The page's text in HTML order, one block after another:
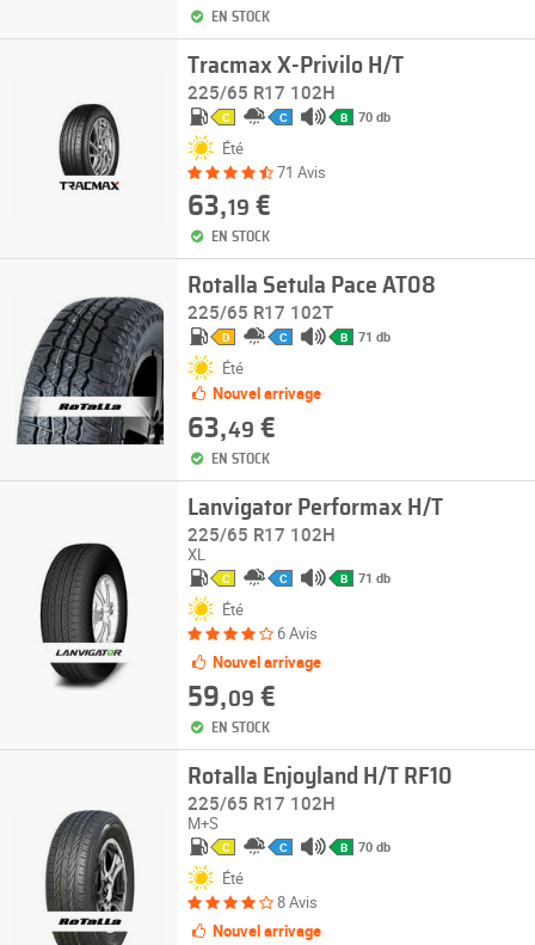
EN STOCK
Tracmax X-Privilo H/T
225/65 R17 102H
C C B 70 db
Été
71 Avis
63,19 €
EN STOCK
Rotalla Setula Pace AT08
225/65 R17 102T
D C B 71 db
Été
Nouvel arrivage
63,49 €
EN STOCK
Lanvigator Performax H/T
225/65 R17 102H
XL
C C B 71 db
Été
6 Avis
Nouvel arrivage
59,09 €
EN STOCK
Rotalla Enjoyland H/T RF10
225/65 R17 102H
M+S
C C B 70 db
Été
8 Avis
Nouvel arrivage